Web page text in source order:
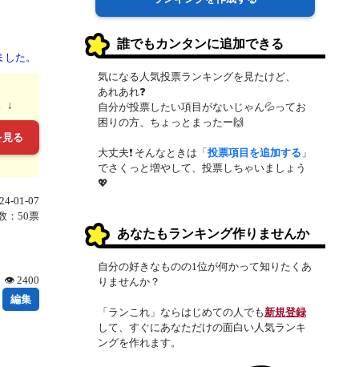
た。
↓
る
01-07
：50票
👁 2400
編集
誰でもカンタンに追加できる
気になる人気投票ランキングを見たけど、
あれあれ❓
自分が投票したい項目がないじゃん💦ってお
困りの方、ちょっとまったー🙌
大丈夫❗ そんなときは「投票項目を追加する 」
でさくっと増やして、投票しちゃいましょう
💖
あなたもランキング作りませんか
自分の好きなものの1位が何かって知りたくあ
りませんか？
「ランこれ」ならはじめての人でも新規登録
して、すぐにあなただけの面白い人気ランキ
ングを作れます。